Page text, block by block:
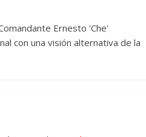
Ernesto 'Che'
con una visión alternativa de la